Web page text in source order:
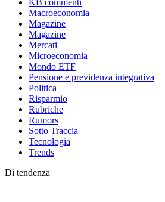
KB commenti
Macroeconomia
Magazine
Magazine
Mercati
Microeconomia
Mondo ETF
Pensione e previdenza integrativa
Politica
Risparmio
Rubriche
Rumors
Sotto Traccia
Tecnologia
Trends
Di tendenza